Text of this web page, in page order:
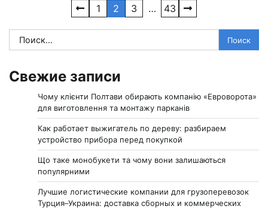
Навигация
по
записям
1 2 3 … 43
Найти:
Свежие записи
Чому клієнти Полтави обирають компанію «Евроворота»
для виготовлення та монтажу парканів
Как работает выжигатель по дереву: разбираем
устройство прибора перед покупкой
Що таке монобукети та чому вони залишаються
популярними
Лучшие логистические компании для грузоперевозок
Турция–Украина: доставка сборных и коммерческих